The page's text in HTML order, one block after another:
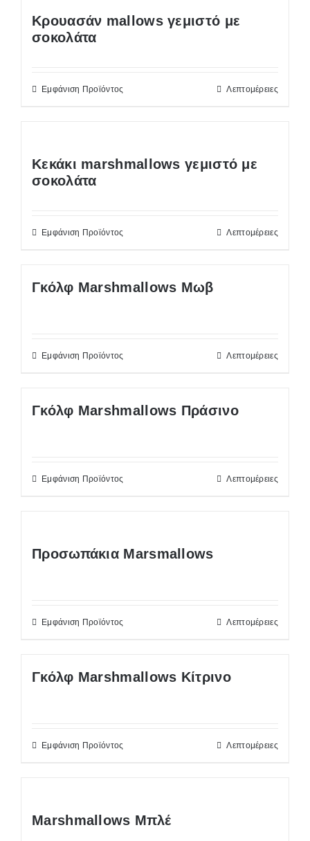
Κρουασάν mallows γεμιστό με
σοκολάτα
Εμφάνιση Προϊόντος Λεπτομέρειες
Κεκάκι marshmallows γεμιστό με
σοκολάτα
Εμφάνιση Προϊόντος Λεπτομέρειες
Γκόλφ Marshmallows Μωβ
Εμφάνιση Προϊόντος Λεπτομέρειες
Γκόλφ Marshmallows Πράσινο
Εμφάνιση Προϊόντος Λεπτομέρειες
Προσωπάκια Marsmallows
Εμφάνιση Προϊόντος Λεπτομέρειες
Γκόλφ Marshmallows Κίτρινο
Εμφάνιση Προϊόντος Λεπτομέρειες
Marshmallows Μπλέ